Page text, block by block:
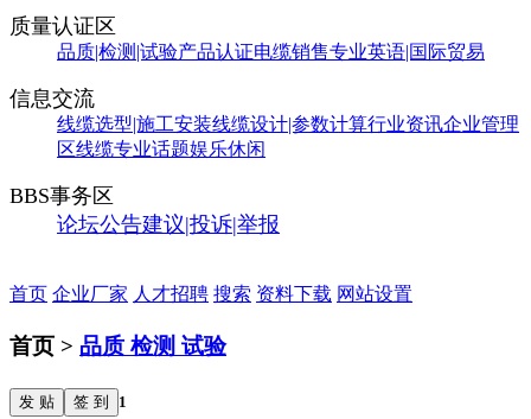
质量认证区
品质|检测|试验产品认证电缆销售专业英语|国际贸易
信息交流
线缆选型|施工安装线缆设计|参数计算行业资讯企业管理
区线缆专业话题娱乐休闲
BBS事务区
论坛公告建议|投诉|举报
首页 企业厂家 人才招聘 搜索 资料下载 网站设置
首页 > 品质 检测 试验
发 贴 签 到 1